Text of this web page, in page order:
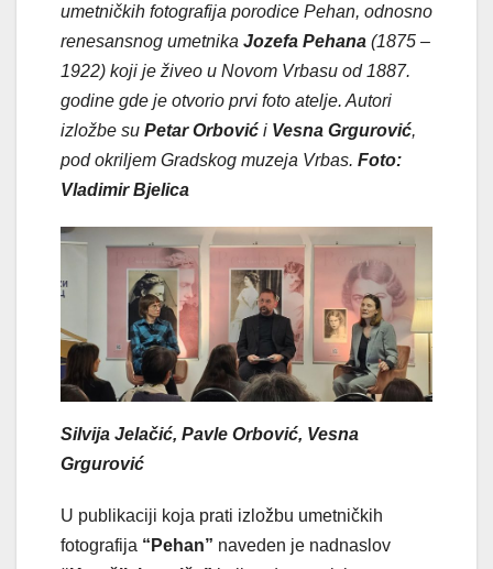
umetničkih fotografija porodice Pehan, odnosno
renesansnog umetnika Jozefa Pehana (1875 –
1922) koji je živeo u Novom Vrbasu od 1887.
godine gde je otvorio prvi foto atelje. Autori
izložbe su Petar Orbović i Vesna Grgurović,
pod okriljem Gradskog muzeja Vrbas. Foto:
Vladimir Bjelica
Silvija Jelačić, Pavle Orbović, Vesna
Grgurović
U publikaciji koja prati izložbu umetničkih
fotografija “Pehan” naveden je nadnaslov